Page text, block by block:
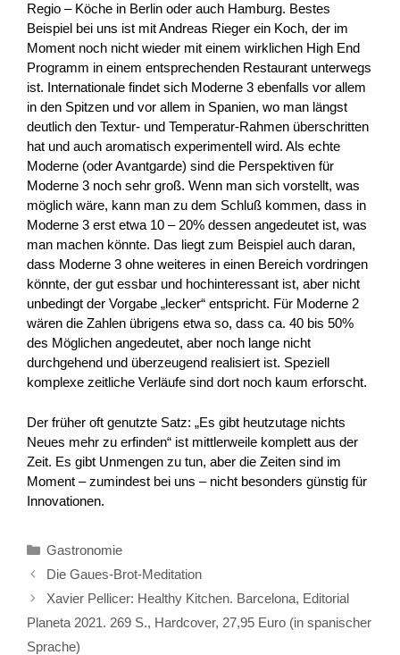
Regio – Köche in Berlin oder auch Hamburg. Bestes
Beispiel bei uns ist mit Andreas Rieger ein Koch, der im
Moment noch nicht wieder mit einem wirklichen High End
Programm in einem entsprechenden Restaurant unterwegs
ist. Internationale findet sich Moderne 3 ebenfalls vor allem
in den Spitzen und vor allem in Spanien, wo man längst
deutlich den Textur- und Temperatur-Rahmen überschritten
hat und auch aromatisch experimentell wird. Als echte
Moderne (oder Avantgarde) sind die Perspektiven für
Moderne 3 noch sehr groß. Wenn man sich vorstellt, was
möglich wäre, kann man zu dem Schluß kommen, dass in
Moderne 3 erst etwa 10 – 20% dessen angedeutet ist, was
man machen könnte. Das liegt zum Beispiel auch daran,
dass Moderne 3 ohne weiteres in einen Bereich vordringen
könnte, der gut essbar und hochinteressant ist, aber nicht
unbedingt der Vorgabe „lecker“ entspricht. Für Moderne 2
wären die Zahlen übrigens etwa so, dass ca. 40 bis 50%
des Möglichen angedeutet, aber noch lange nicht
durchgehend und überzeugend realisiert ist. Speziell
komplexe zeitliche Verläufe sind dort noch kaum erforscht.
Der früher oft genutzte Satz: „Es gibt heutzutage nichts
Neues mehr zu erfinden“ ist mittlerweile komplett aus der
Zeit. Es gibt Unmengen zu tun, aber die Zeiten sind im
Moment – zumindest bei uns – nicht besonders günstig für
Innovationen.
Kategorien
Gastronomie
Die Gaues-Brot-Meditation
Xavier Pellicer: Healthy Kitchen. Barcelona, Editorial
Planeta 2021. 269 S., Hardcover, 27,95 Euro (in spanischer
Sprache)